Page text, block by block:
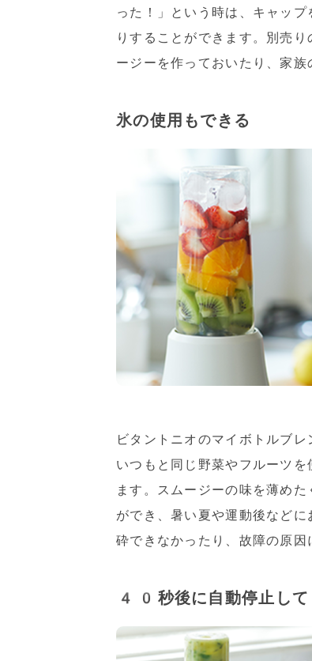
った！」という時は、キャッ
りすることができます。別売
ージーを作っておいたり、家族
氷の使用もできる
ビタントニオのマイボトルブ
いつもと同じ野菜やフルーツ
ます。スムージーの味を薄め
ができ、暑い夏や運動後など
砕できなかったり、故障の原因
40秒後に自動停止して